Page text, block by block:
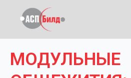
содержимому
МОДУЛЬНЫЕ